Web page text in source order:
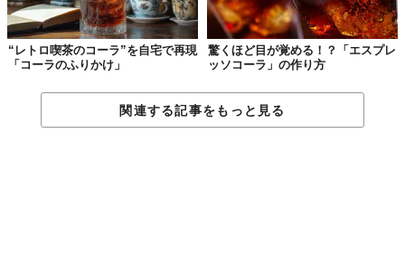
“レトロ喫茶のコーラ”を自宅で再現
「コーラのふりかけ」
驚くほど目が覚める！？「エスプレ
ッソコーラ」の作り方
関連する記事をもっと見る